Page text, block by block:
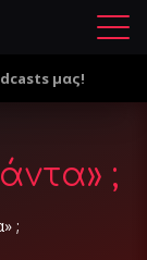
Μ
ο
μας!
;
;